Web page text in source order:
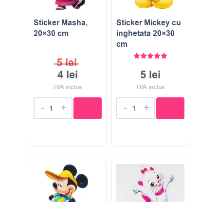
Sticker Masha,
20×30 cm
5lei
4 lei
TVA inclus
- +
Sticker Mickey cu
inghetata 20×30
cm
5 lei
TVA inclus
- +